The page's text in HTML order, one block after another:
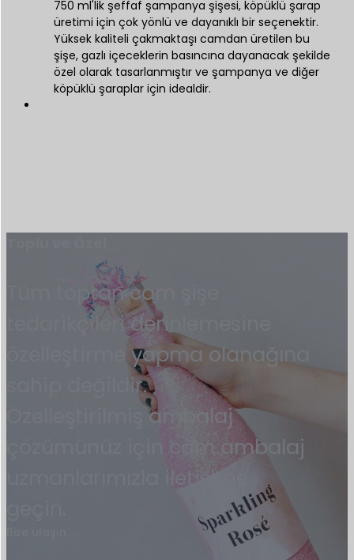
750 ml'lik şeffaf şampanya şişesi, köpüklü şarap
üretimi için çok yönlü ve dayanıklı bir seçenektir.
Yüksek kaliteli çakmaktaşı camdan üretilen bu
şişe, gazlı içeceklerin basıncına dayanacak şekilde
özel olarak tasarlanmıştır ve şampanya ve diğer
köpüklü şaraplar için idealdir.
Tüm toptan cam şişe
tedarikçileri derinlemesine
özelleştirme yapma olanağına
sahip değildir.
Özelleştirilmiş ambalaj
çözümünüz için cam ambalaj
uzmanlarımızla iletişime